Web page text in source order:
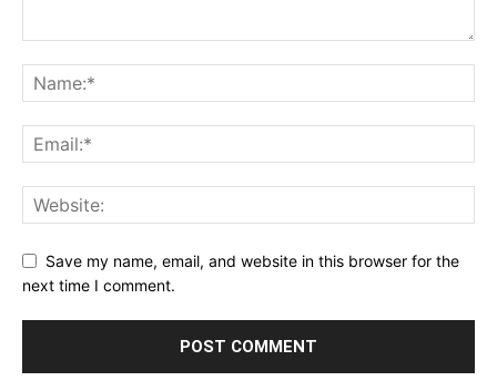
Save my name, email, and website in this browser for the
next time I comment.